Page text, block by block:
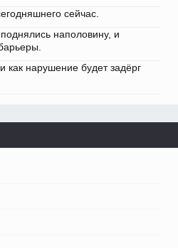
сейчас.
наполовину, и
как нарушение будет задёрг